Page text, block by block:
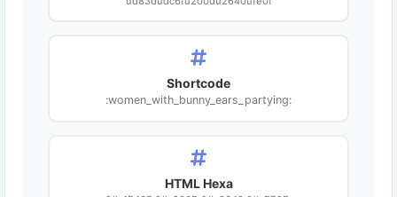
Shortcode
:women_with_bunny_ears_partying:
HTML Hexa